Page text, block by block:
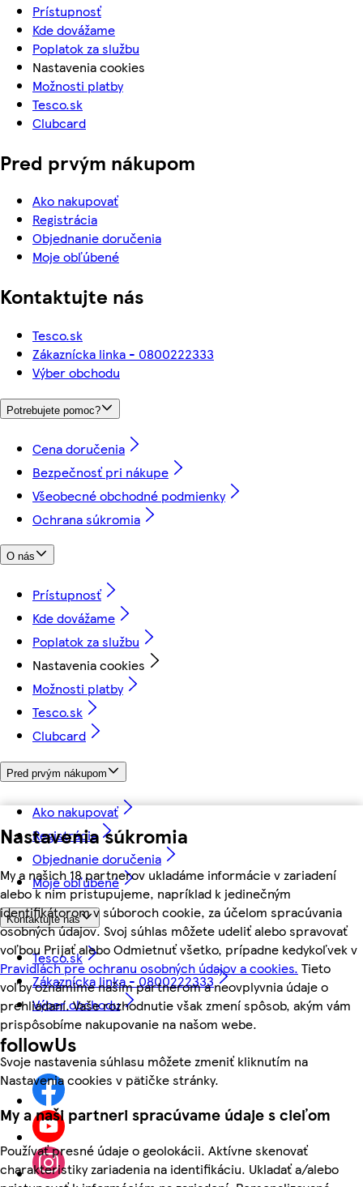
Nastavenia súkromia
My a našich 18 partnerov ukladáme informácie v zariadení
alebo k nim pristupujeme, napríklad k jedinečným
identifikátorom v súboroch cookie, za účelom spracúvania
osobných údajov. Svoj súhlas môžete udeliť alebo spravovať
voľbou Prijať alebo Odmietnuť všetko, prípadne kedykoľvek v
Pravidlách pre ochranu osobných údajov a cookies. Tieto
voľby oznámime našim partnerom a neovplyvnia údaje o
prehliadaní. Vaše rozhodnutie však zmení spôsob, akým vám
prispôsobíme nakupovanie na našom webe.
Svoje nastavenia súhlasu môžete zmeniť kliknutím na
Nastavenia cookies v pätičke stránky.
My a naši partneri spracúvame údaje s cieľom
Používať presné údaje o geolokácii. Aktívne skenovať
charakteristiky zariadenia na identifikáciu. Ukladať a/alebo
Prístupnosť
Kde dovážame
Poplatok za službu
Nastavenia cookies
Možnosti platby
Tesco.sk
Clubcard
Pred prvým nákupom
Ako nakupovať
Registrácia
Objednanie doručenia
Moje obľúbené
Kontaktujte nás
Tesco.sk
Zákaznícka linka - 0800222333
Výber obchodu
Potrebujete pomoc?
Cena doručenia
Bezpečnosť pri nákupe
Všeobecné obchodné podmienky
Ochrana súkromia
O nás
Prístupnosť
Kde dovážame
Poplatok za službu
Nastavenia cookies
Možnosti platby
Tesco.sk
Clubcard
Pred prvým nákupom
Ako nakupovať
Registrácia
Objednanie doručenia
Moje obľúbené
Kontaktujte nás
Tesco.sk
Zákaznícka linka - 0800222333
Výber obchodu
followUs